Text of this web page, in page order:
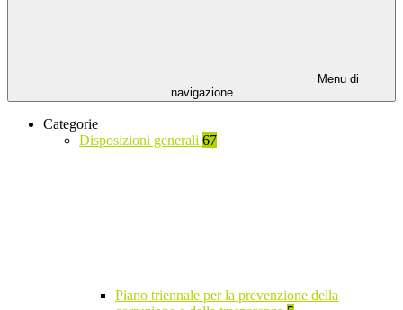
Menu di
navigazione
Categorie
Disposizioni generali 67
Piano triennale per la prevenzione della